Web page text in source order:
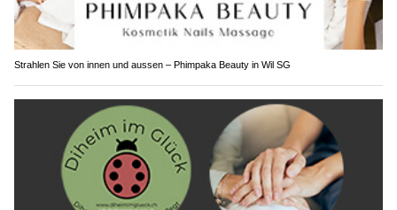
Strahlen Sie von innen und aussen – Phimpaka Beauty in Wil SG